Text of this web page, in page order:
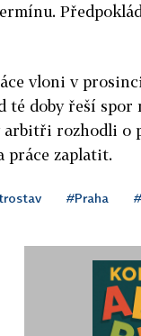
vloni v
té doby řeší
arbitři rozhodli
práce zaplatit.
#Praha